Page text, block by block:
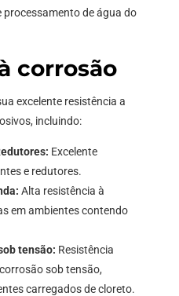
processamento de água do
corrosão
excelente resistência a
incluindo:
Excelente
e redutores.
Alta resistência à
em ambientes contendo
tensão: Resistência
sob tensão,
carregados de cloreto.